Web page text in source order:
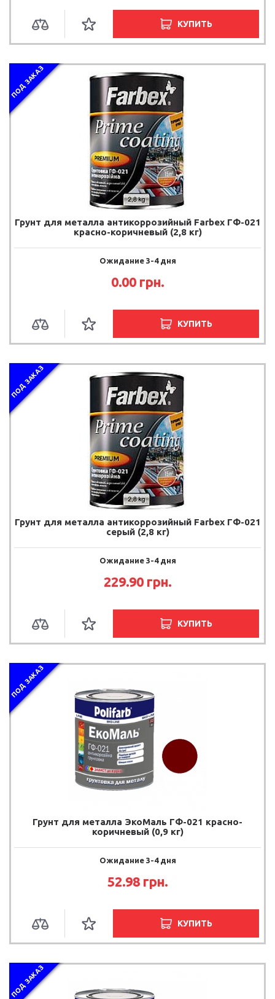
КУПИТЬ
ПОД ЗАКАЗ
Грунт для металла антикоррозийный Farbex ГФ-021
красно-коричневый (2,8 кг)
Ожидание 3-4 дня
0.00 грн.
КУПИТЬ
ПОД ЗАКАЗ
Грунт для металла антикоррозийный Farbex ГФ-021
серый (2,8 кг)
Ожидание 3-4 дня
229.90 грн.
КУПИТЬ
ПОД ЗАКАЗ
Грунт для металла ЭкоМаль ГФ-021 красно-
коричневый (0,9 кг)
Ожидание 3-4 дня
52.98 грн.
КУПИТЬ
ПОД ЗАКАЗ